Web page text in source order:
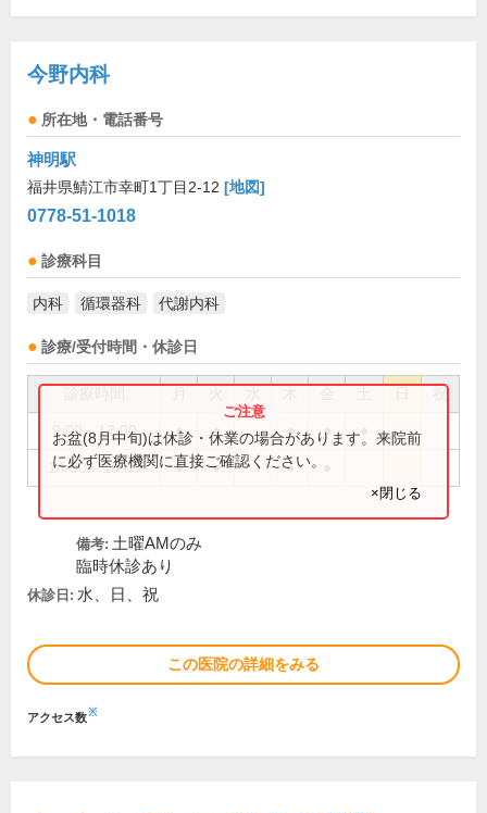
今野内科
所在地・電話番号
神明駅
福井県鯖江市幸町1丁目2-12 [地図]
0778-51-1018
診療科目
内科 循環器科 代謝内科
診療/受付時間・休診日
祝
9:00～12:00 ● ● ● ●
14:00～18:00 ● ● ●
お盆(8月中旬)は休診・休業の場合があります。来院前
に必ず医療機関に直接ご確認ください。
×閉じる
備考: 土曜AMのみ
臨時休診あり
休診日: 水、日、祝
この医院の詳細をみる
アクセス数※